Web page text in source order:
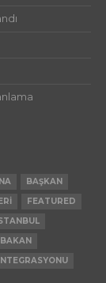
BAŞKAN
FEATURED
BAKAN